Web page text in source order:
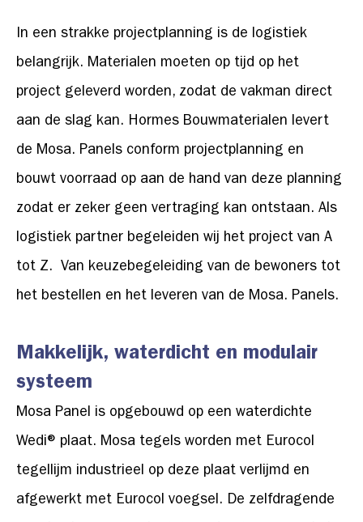
In een strakke projectplanning is de logistiek
belangrijk. Materialen moeten op tijd op het
project geleverd worden, zodat de vakman direct
aan de slag kan. Hormes Bouwmaterialen levert
de Mosa. Panels conform projectplanning en
bouwt voorraad op aan de hand van deze planning
zodat er zeker geen vertraging kan ontstaan. Als
logistiek partner begeleiden wij het project van A
tot Z. Van keuzebegeleiding van de bewoners tot
het bestellen en het leveren van de Mosa. Panels.
Makkelijk, waterdicht en modulair
systeem
Mosa Panel is opgebouwd op een waterdichte
Wedi® plaat. Mosa tegels worden met Eurocol
tegellijm industrieel op deze plaat verlijmd en
afgewerkt met Eurocol voegsel. De zelfdragende